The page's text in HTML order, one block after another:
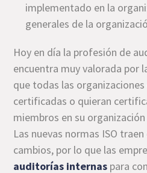
implementado en la
generales de la
Hoy en día la profesión de
encuentra muy valorada por
que todas las
certificadas o quieran
miembros en su
Las nuevas normas ISO
cambios, por lo que las
auditorías internas para